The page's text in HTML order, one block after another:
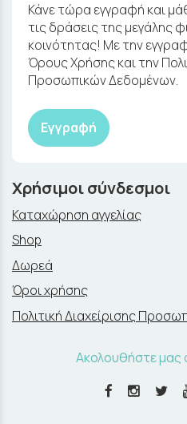
Κάνε τώρα εγγραφή και
τις δράσεις της μεγάλης
κοινότητας! Με την
Όρους Χρήσης και την
Προσωπικών Δεδομένων.
Εγγραφή
Χρήσιμοι σύνδεσμοι
Καταχώρηση αγγελίας
Shop
Δωρεά
Όροι χρήσης
Πολιτική Διαχείρισης
Ακολουθήστε μας